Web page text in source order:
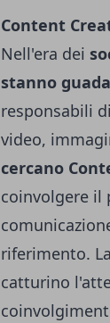
Content
Nell'era dei
stanno
responsabili di
video,
cercano
coinvolgere il
riferimento.
catturino